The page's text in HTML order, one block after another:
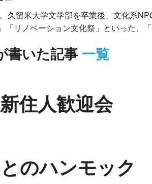
久留米大学文学部を卒業後、文化系
「リノベーション文化祭」といった、
書いた記事 一覧
住人歓迎会
のハンモック